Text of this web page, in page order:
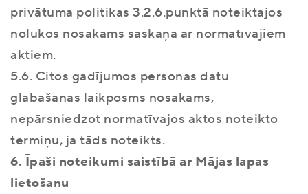
privātuma politikas 3.2.6.punktā noteiktajos
nolūkos nosakāms saskaņā ar normatīvajiem
aktiem.
5.6. Citos gadījumos personas datu
glabāšanas laikposms nosakāms,
nepārsniedzot normatīvajos aktos noteikto
termiņu, ja tāds noteikts.
6. Īpaši noteikumi saistībā ar Mājas lapas
lietošanu